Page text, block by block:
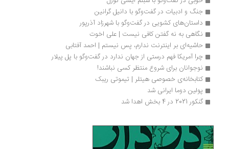
جنگ و ادبیات در گفت‌وگو با دانیل گرانین
داستان‌های کشویی در گفت‌وگو با‌ شهرزاد آذرپور‌
نگاهی به نه گفتن کافی نیست | علی اخوت
حاشیه‌ای بر اینترنت ندارم، پس نیستم | احمد آفتابی
چرا آمریکا فهم درستی از جهان ندارد در گفت‌وگو با پل پیلار
نوجوانان برای شروع منتظر کسی نباشند!
کتابخانه‌ی خصوصی هیتلر | تیموتی ریبک
پولین دوما ایرانی شد
گنکور 2021 در 4 بخش اهدا شد